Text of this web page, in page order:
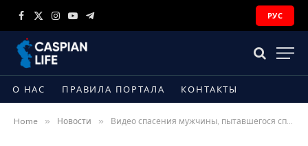
Facebook
X
Instagram
YouTubeTelegram
РУС
О НАС ПРАВИЛА ПОРТАЛА КОНТАКТЫ
Home » Новости » Видео спасения мужчины, пытавшегося спрыгнуть с балкона в Атырау